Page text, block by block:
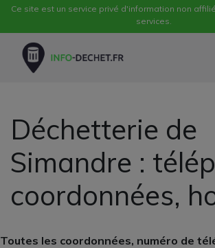
Ce site est un service privé d'information non
services.
Déchetterie de
Simandre :
coordonnées,
Toutes les coordonnées, numéro de